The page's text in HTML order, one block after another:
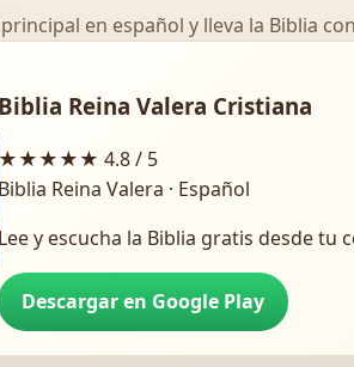
en español y lleva la Biblia
Biblia Reina Valera Cristiana
★★★★★ 4.8 / 5
Biblia Reina Valera · Español
Lee y escucha la Biblia gratis desde tu
Descargar en Google Play